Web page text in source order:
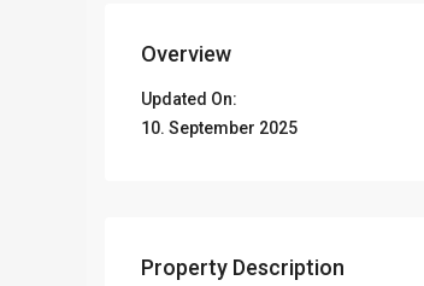
Overview
Updated On:
10. September 2025
Property Description